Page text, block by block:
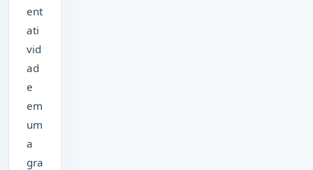
ent
ati
vid
ad
e
em
um
a
gra